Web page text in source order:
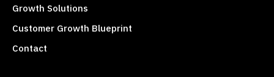
Growth Solutions
Customer Growth Blueprint
Contact